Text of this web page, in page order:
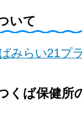
いて
みらい21プ
くば保健所